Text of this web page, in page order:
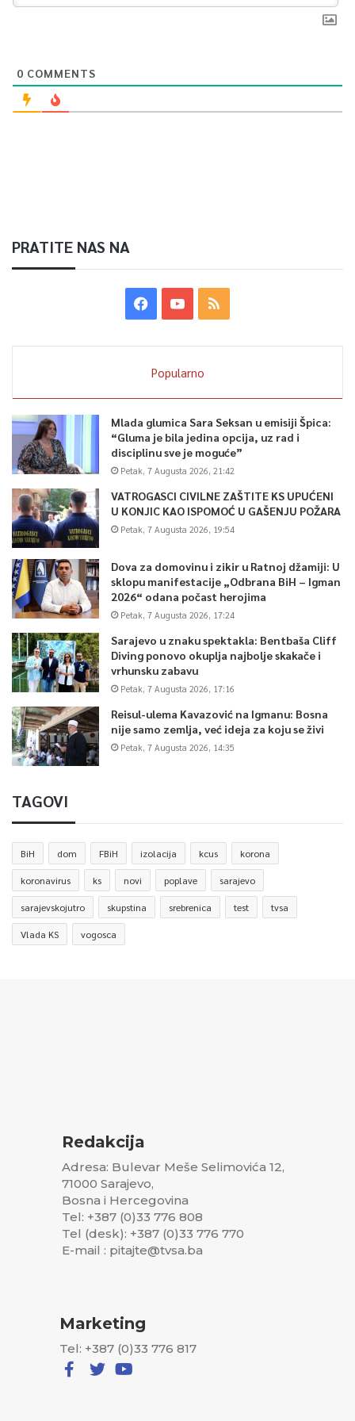
0 COMMENTS
PRATITE NAS NA
Popularno
Mlada glumica Sara Seksan u emisiji Špica:
“Gluma je bila jedina opcija, uz rad i
disciplinu sve je moguće”
Petak, 7 Augusta 2026, 21:42
VATROGASCI CIVILNE ZAŠTITE KS UPUĆENI
U KONJIC KAO ISPOMOĆ U GAŠENJU POŽARA
Petak, 7 Augusta 2026, 19:54
Dova za domovinu i zikir u Ratnoj džamiji: U
sklopu manifestacije „Odbrana BiH – Igman
2026“ odana počast herojima
Petak, 7 Augusta 2026, 17:24
Sarajevo u znaku spektakla: Bentbaša Cliff
Diving ponovo okuplja najbolje skakače i
vrhunsku zabavu
Petak, 7 Augusta 2026, 17:16
Reisul-ulema Kavazović na Igmanu: Bosna
nije samo zemlja, već ideja za koju se živi
Petak, 7 Augusta 2026, 14:35
TAGOVI
BiH dom FBiH izolacija kcus korona
koronavirus ks novi poplave sarajevo
sarajevskojutro skupstina srebrenica test tvsa
Vlada KS vogosca
Redakcija
Adresa: Bulevar Meše Selimovića 12,
71000 Sarajevo,
Bosna i Hercegovina
Tel: +387 (0)33 776 808
Tel (desk): +387 (0)33 776 770
E-mail : pitajte@tvsa.ba
Marketing
Tel: +387 (0)33 776 817